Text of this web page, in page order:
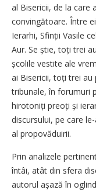
al Bisericii, de la care
convingătoare. Între
Ierarhi, Sfinții Vasile
Aur. Se știe, toți trei
școlile vestite ale
ai Bisericii, toți trei au
tribunale, în forumuri
hirotoniți preoți și
discursului, pe care
al propovăduirii.
Prin analizele
întâi, atât din sfera
autorul așază în